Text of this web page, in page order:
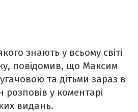
знають у всьому світі
повідомив, що Максим
та дітьми зараз в
розповів у коментарі
видань.